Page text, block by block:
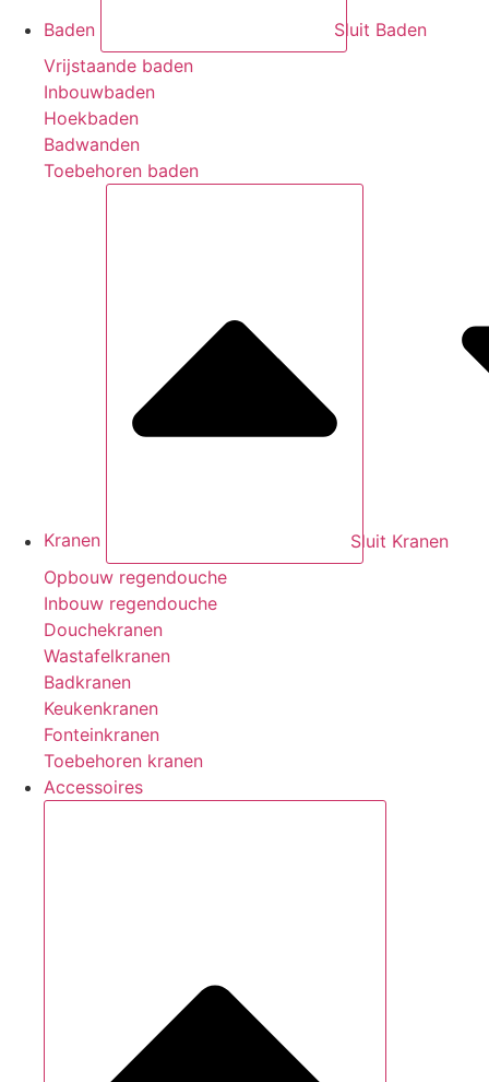
Baden
Sluit Baden
Vrijstaande baden
Inbouwbaden
Hoekbaden
Badwanden
Toebehoren baden
Kranen
Sluit Kranen
Opbouw regendouche
Inbouw regendouche
Douchekranen
Wastafelkranen
Badkranen
Keukenkranen
Fonteinkranen
Toebehoren kranen
Accessoires